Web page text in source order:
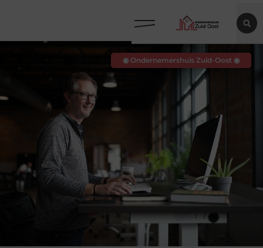
◉ Ondernemershuis Zuid-Oost ◉